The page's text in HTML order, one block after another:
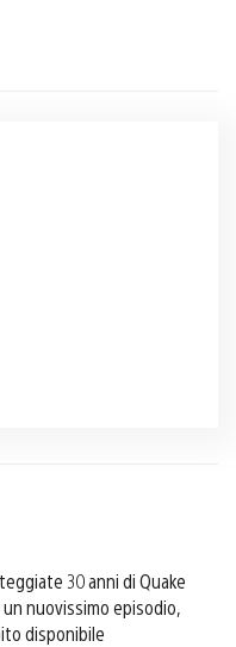
30 anni di Quake
un nuovissimo episodio,
disponibile